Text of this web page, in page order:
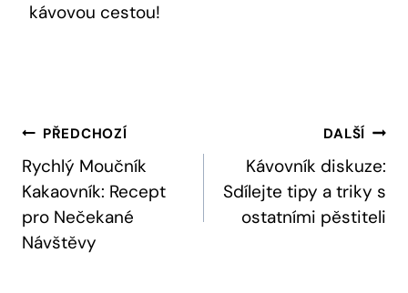
kávovou cestou!
Navigace
Pro
Příspěvek
PŘEDCHOZÍ
Rychlý Moučník
Kakaovník: Recept
pro Nečekané
Návštěvy
DALŠÍ
Kávovník diskuze:
Sdílejte tipy a triky s
ostatními pěstiteli